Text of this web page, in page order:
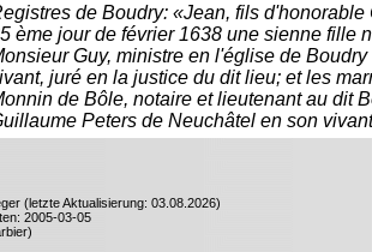
de Boudry: «Jean, fils
ème jour de février 1638 une sienne fille
Guy, ministre en l'église de
juré en la justice du dit lieu; et les
de Bôle, notaire et lieutenant au dit
Peters de Neuchâtel en son
(letzte Aktualisierung: 03.08.2026)
2005-03-05